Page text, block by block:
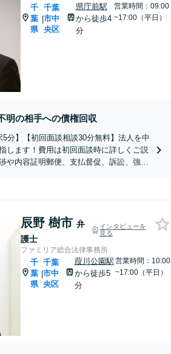
千
葉
県
|
千葉
市中
央区
県庁前駅
から徒歩4
分
営業時間：09:00
~17:00（平日）
明の相手への債権回収
5分】【初回面談相談30分無料】法人を中
します！費用は初回面談時に詳しくご説
や内容証明郵便、支払督促、訴訟、強制
辰野 樹市 弁
護士
インタビューを
見る
ファミリア総合法律事務所
千
葉
県
|
千葉
市中
央区
葭川公園駅
から徒歩5
分
営業時間：10:00
~17:00（平日）